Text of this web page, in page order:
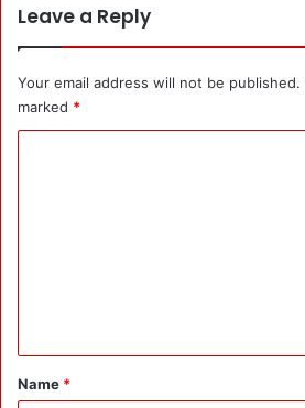
सा
के
भ
व
न
Leave a Reply
Your email address will not be published.
marked *
*
Name *